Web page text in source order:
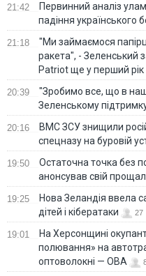
21:42
Первинний аналіз
падіння українського
21:18
"Ми займаємося
ракета", - Зеленський
Patriot ще у перший рік
20:39
"Зробимо все, що в
Зеленському
20:16
ВМС ЗСУ знищили
спецназу на буровій
19:50
Остаточна точка без
анонсував свій
19:25
Нова Зеландія ввела
дітей і кібератаки
27
19:01
На Херсонщині
полювання» на
оптоволокні — ОВА